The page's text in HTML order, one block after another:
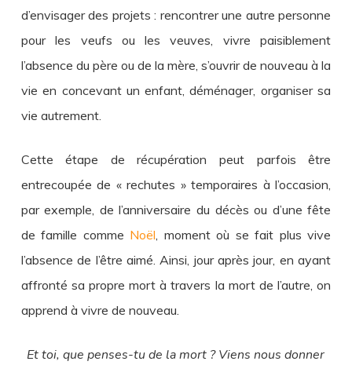
d’envisager des projets : rencontrer une autre personne
pour les veufs ou les veuves, vivre paisiblement
l’absence du père ou de la mère, s’ouvrir de nouveau à la
vie en concevant un enfant, déménager, organiser sa
vie autrement.
Cette étape de récupération peut parfois être
entrecoupée de « rechutes » temporaires à l’occasion,
par exemple, de l’anniversaire du décès ou d’une fête
de famille comme Noël, moment où se fait plus vive
l’absence de l’être aimé. Ainsi, jour après jour, en ayant
affronté sa propre mort à travers la mort de l’autre, on
apprend à vivre de nouveau.
Et toi, que penses-tu de la mort ? Viens nous donner